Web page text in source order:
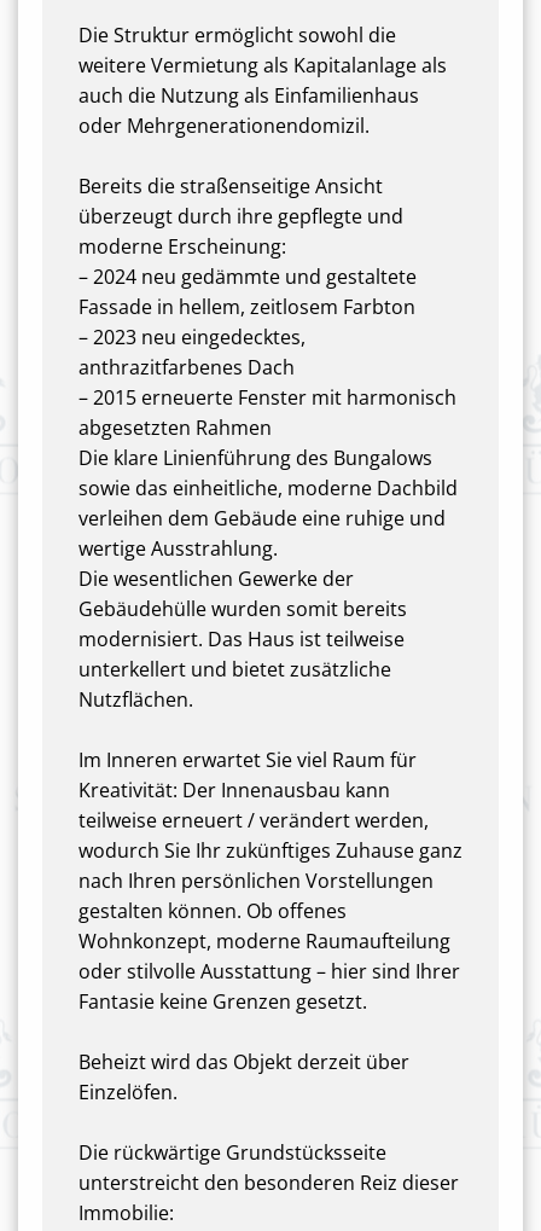
Die Struktur ermöglicht sowohl die
weitere Vermietung als Kapitalanlage als
auch die Nutzung als Einfamilienhaus
oder Mehrgenerationendomizil.
Bereits die straßenseitige Ansicht
überzeugt durch ihre gepflegte und
moderne Erscheinung:
– 2024 neu gedämmte und gestaltete
Fassade in hellem, zeitlosem Farbton
– 2023 neu eingedecktes,
anthrazitfarbenes Dach
– 2015 erneuerte Fenster mit harmonisch
abgesetzten Rahmen
Die klare Linienführung des Bungalows
sowie das einheitliche, moderne Dachbild
verleihen dem Gebäude eine ruhige und
wertige Ausstrahlung.
Die wesentlichen Gewerke der
Gebäudehülle wurden somit bereits
modernisiert. Das Haus ist teilweise
unterkellert und bietet zusätzliche
Nutzflächen.
Im Inneren erwartet Sie viel Raum für
Kreativität: Der Innenausbau kann
teilweise erneuert / verändert werden,
wodurch Sie Ihr zukünftiges Zuhause ganz
nach Ihren persönlichen Vorstellungen
gestalten können. Ob offenes
Wohnkonzept, moderne Raumaufteilung
oder stilvolle Ausstattung – hier sind Ihrer
Fantasie keine Grenzen gesetzt.
Beheizt wird das Objekt derzeit über
Einzelöfen.
Die rückwärtige Grundstücksseite
unterstreicht den besonderen Reiz dieser
Immobilie: